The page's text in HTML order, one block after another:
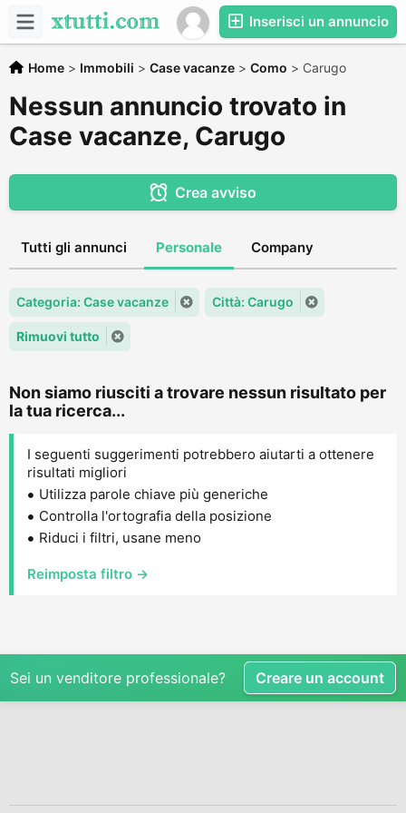
Inserisci un annuncio
Home > Immobili > Case vacanze > Como > Carugo
Nessun annuncio trovato in
Case vacanze, Carugo
Crea avviso
Tutti gli annunci Personale Company
Categoria: Case vacanze Città: Carugo
Rimuovi tutto
Non siamo riusciti a trovare nessun risultato per
la tua ricerca...
I seguenti suggerimenti potrebbero aiutarti a ottenere
risultati migliori
Utilizza parole chiave più generiche
Controlla l'ortografia della posizione
Riduci i filtri, usane meno
Reimposta filtro →
Sei un venditore professionale? Creare un account